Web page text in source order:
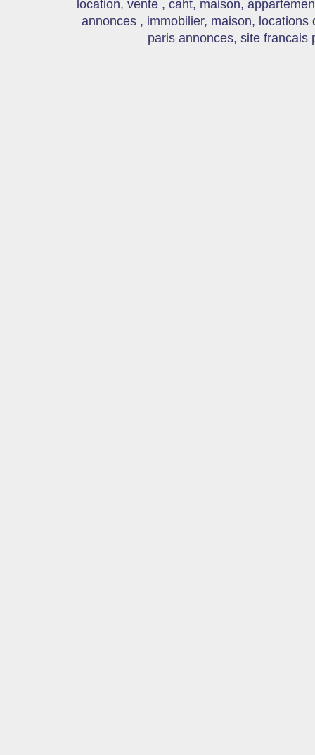
location, vente , caht, maison,
annonces , immobilier, maison,
paris annonces, site francais